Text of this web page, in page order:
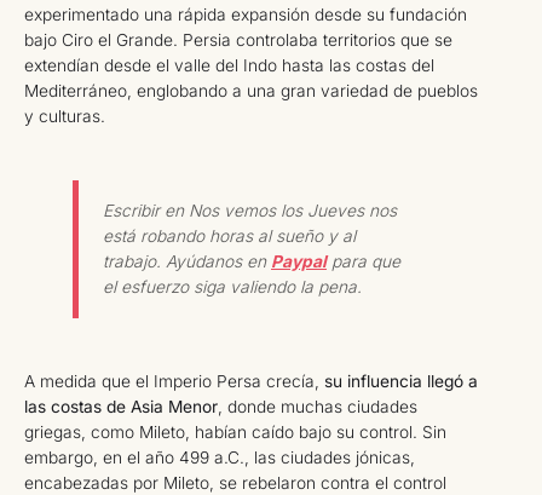
experimentado una rápida expansión desde su fundación
bajo Ciro el Grande. Persia controlaba territorios que se
extendían desde el valle del Indo hasta las costas del
Mediterráneo, englobando a una gran variedad de pueblos
y culturas.
Escribir en Nos vemos los Jueves nos
está robando horas al sueño y al
trabajo. Ayúdanos en Paypalpara que
el esfuerzo siga valiendo la pena.
A medida que el Imperio Persa crecía, su influencia llegó a
las costas de Asia Menor , donde muchas ciudades
griegas, como Mileto, habían caído bajo su control. Sin
embargo, en el año 499 a.C., las ciudades jónicas,
encabezadas por Mileto, se rebelaron contra el control